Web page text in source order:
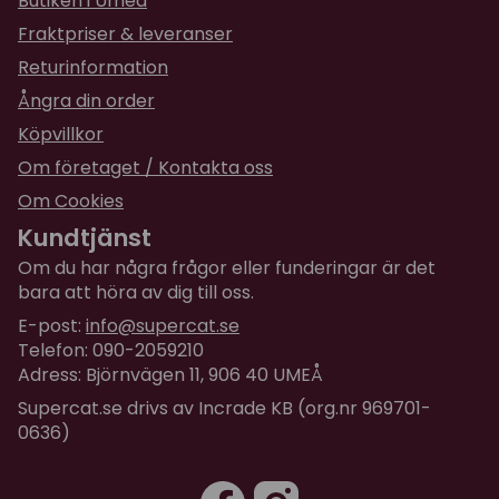
Storlek påse:2 kg
Sammansättning:
färskt, benfri karp (25 %), torkad öring (20 %), färsk,
benfri lax (14 %), torkad lax (12 %), pumpa,
proteinfritt kycklingfett (med tokoferoler som
konserveringsmedel, 4%), kikärter, ärter,
hydrolyserad kycklinglever (3 %), laxolja (2 %),
äpplen, morötter, linfrö, hydrolyserade
kräftdjursskal (en källa till glukosamin, 0,026%),
broskextrakt (en källa till kondroitin, 0,016%),
bryggerijäst (en källa till mannanoligosackarider,
0,015 %), cikoriarot (en källa till fruktooligosackarider,
0,012%), Yucca schidigera (0,01 %), alger (0,01 %),
psylliumfrö (0,01 %), timjan (0,01 %), rosmarin (0,01 %),
oregano (0,01 %), tranbär (0,0008 %), blåbär (0,0008
%), havtorn (0,0008 %), ingefärsrot (0,0008 %), salvia
Fraktpriser & leveranser
Returinformation
Ångra din order
Köpvillkor
Om företaget / Kontakta oss
Om Cookies
Kundtjänst
Om du har några frågor eller funderingar är det
bara att höra av dig till oss.
E-post: info@supercat.se
Telefon: 090-2059210
Adress: Björnvägen 11, 906 40 UMEÅ
Supercat.se drivs av Incrade KB (org.nr 969701-
0636)